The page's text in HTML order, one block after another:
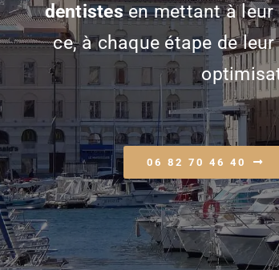
dentistesen mettant à
ce, à chaque étape de
06 82 70 46 40